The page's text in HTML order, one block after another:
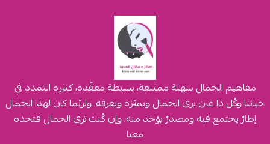
مفاهيم الجمال سهلة ممتنعة، بسيطة معقّدة، كثيرة التمدد في
حياتنا وكُل ذا عين يرى الجمال ويميّزه ويعرفه، ولربّما كان لهذا الجمال
إطارٌ يجتمع فيه ومصدرٌ يؤخذ منه، وإن كُنت ترى الجمال فتجده
معنا